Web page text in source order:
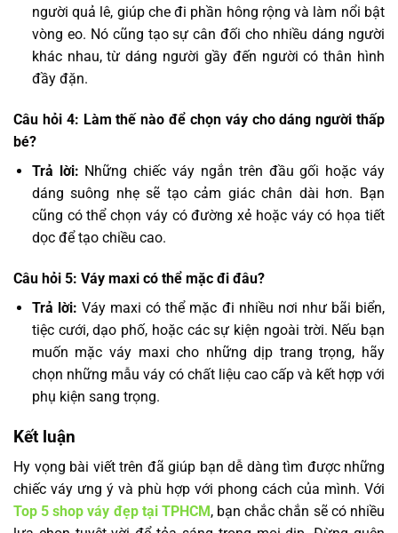
người quả lê, giúp che đi phần hông rộng và làm nổi bật
vòng eo. Nó cũng tạo sự cân đối cho nhiều dáng người
khác nhau, từ dáng người gầy đến người có thân hình
đầy đặn.
Câu hỏi 4: Làm thế nào để chọn váy cho dáng người thấp
bé?
Trả lời: Những chiếc váy ngắn trên đầu gối hoặc váy
dáng suông nhẹ sẽ tạo cảm giác chân dài hơn. Bạn
cũng có thể chọn váy có đường xẻ hoặc váy có họa tiết
dọc để tạo chiều cao.
Câu hỏi 5: Váy maxi có thể mặc đi đâu?
Trả lời: Váy maxi có thể mặc đi nhiều nơi như bãi biển,
tiệc cưới, dạo phố, hoặc các sự kiện ngoài trời. Nếu bạn
muốn mặc váy maxi cho những dịp trang trọng, hãy
chọn những mẫu váy có chất liệu cao cấp và kết hợp với
phụ kiện sang trọng.
Kết luận
Hy vọng bài viết trên đã giúp bạn dễ dàng tìm được những
chiếc váy ưng ý và phù hợp với phong cách của mình. Với
Top 5 shop váy đẹp tại TPHCM , bạn chắc chắn sẽ có nhiều